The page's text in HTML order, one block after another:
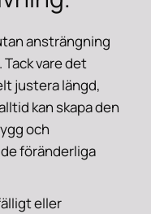
ansträngning
vare det
justera längd,
kan skapa den
och
föränderliga
eller